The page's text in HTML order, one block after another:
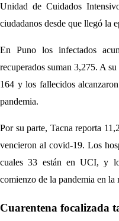
Unidad de Cuidados
ciudadanos desde que llegó la
En Puno los infectados
recuperados suman 3,275. A
164 y los fallecidos
pandemia.
Por su parte, Tacna reporta
vencieron al covid-19. Los
cuales 33 están en UCI, y
comienzo de la pandemia en la
Cuarentena focalizada